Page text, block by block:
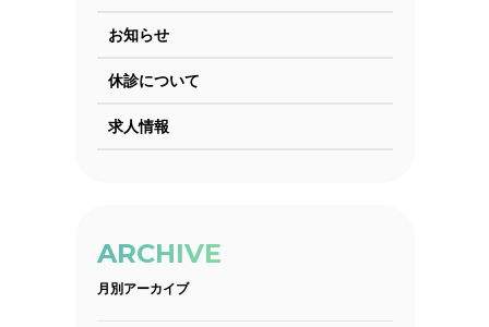
お知らせ
休診について
求人情報
ARCHIVE
月別アーカイブ